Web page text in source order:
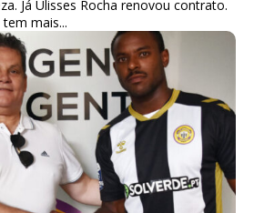
Já Ulisses Rocha renovou contrato.
mais...